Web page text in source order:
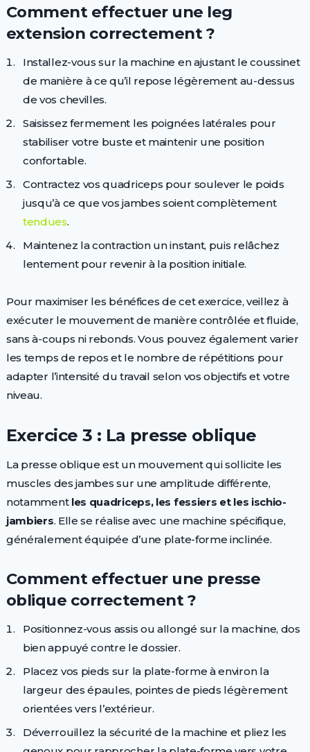
Comment effectuer une leg
extension correctement ?
Installez-vous sur la machine en ajustant le coussinet
de manière à ce qu’il repose légèrement au-dessus
de vos chevilles.
Saisissez fermement les poignées latérales pour
stabiliser votre buste et maintenir une position
confortable.
Contractez vos quadriceps pour soulever le poids
jusqu’à ce que vos jambes soient complètement
tendues.
Maintenez la contraction un instant, puis relâchez
lentement pour revenir à la position initiale.
Pour maximiser les bénéfices de cet exercice, veillez à
exécuter le mouvement de manière contrôlée et fluide,
sans à-coups ni rebonds. Vous pouvez également varier
les temps de repos et le nombre de répétitions pour
adapter l’intensité du travail selon vos objectifs et votre
niveau.
Exercice 3 : La presse oblique
La presse oblique est un mouvement qui sollicite les
muscles des jambes sur une amplitude différente,
notamment les quadriceps, les fessiers et les ischio-
jambiers. Elle se réalise avec une machine spécifique,
généralement équipée d’une plate-forme inclinée.
Comment effectuer une presse
oblique correctement ?
Positionnez-vous assis ou allongé sur la machine, dos
bien appuyé contre le dossier.
Placez vos pieds sur la plate-forme à environ la
largeur des épaules, pointes de pieds légèrement
orientées vers l’extérieur.
Déverrouillez la sécurité de la machine et pliez les